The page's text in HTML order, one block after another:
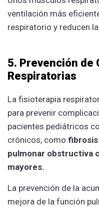
ventilación más
respiratorio y reducen
5. Prevención de
Respiratorias
La fisioterapia
para prevenir
pacientes pediátricos
crónicos, como
pulmonar obstructiva
mayores.
La prevención de la
mejora de la función